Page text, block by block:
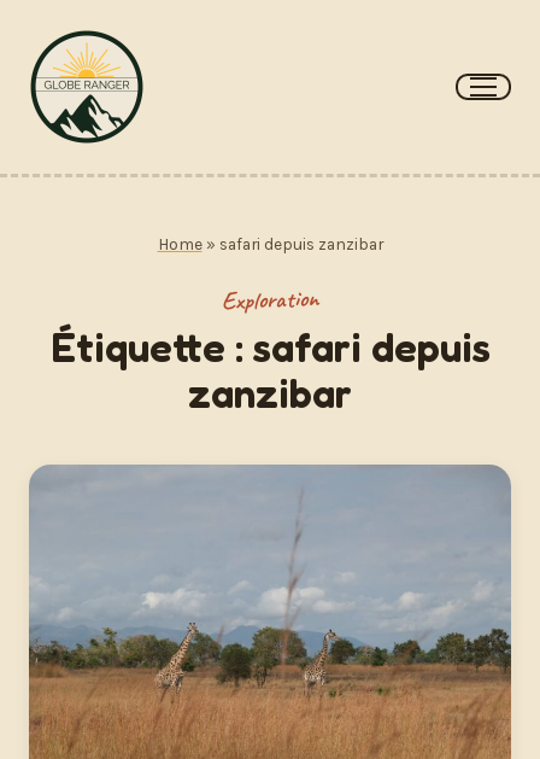
contenu
Home» safari depuis zanzibar
Exploration
Étiquette : safari depuis
zanzibar